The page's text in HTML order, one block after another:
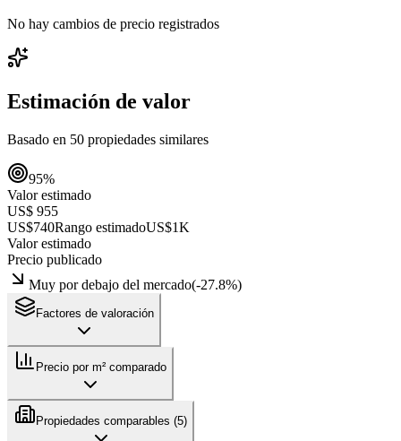
No hay cambios de precio registrados
Estimación de valor
Basado en 50 propiedades similares
95%
Valor estimado
US$ 955
US$740Rango estimadoUS$1K
Valor estimado
Precio publicado
Muy por debajo del mercado(-27.8%)
Factores de valoración
Precio por m² comparado
Propiedades comparables (5)